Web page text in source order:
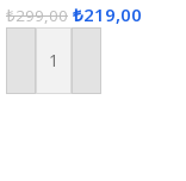
Hurcu
₺299,00 ₺219,00
Sepete Ekle